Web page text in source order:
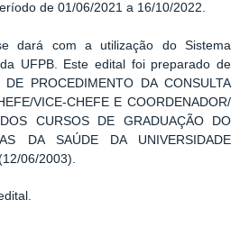
de 01/06/2021 a 16/10/2022.
dará com a utilização do Sistema
UFPB. Este edital foi preparado de
PROCEDIMENTO DA CONSULTA
VICE-CHEFE E COORDENADOR/
CURSOS DE GRADUAÇÃO DO
DA SAÚDE DA UNIVERSIDADE
06/2003).